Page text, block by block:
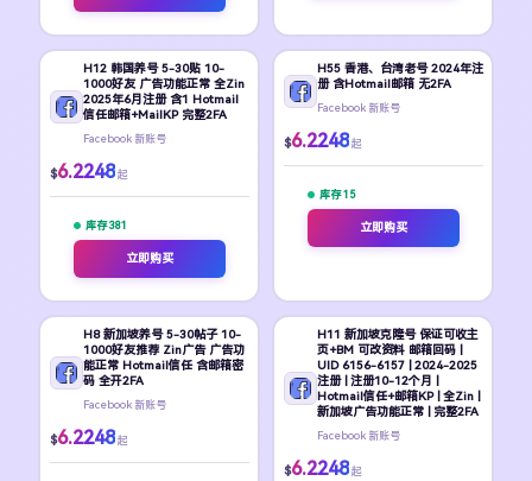
H12 韩国养号 5-30贴 10-
1000好友 广告功能正常 全Zin
2025年6月注册 含1 Hotmail
信任邮箱+MailKP 完整2FA
Facebook 新账号
$6.2248 起
库存 381
立即购买
H55 香港、台湾老号 2024年注
册 含Hotmail邮箱 无2FA
Facebook 新账号
$6.2248 起
库存 15
立即购买
H8 新加坡养号 5-30帖子 10-
1000好友推荐 Zin广告 广告功
能正常 Hotmail信任 含邮箱密
码 全开2FA
Facebook 新账号
$6.2248 起
H11 新加坡克隆号 保证可收主
页+BM 可改资料 邮箱回码 |
UID 6156-6157 | 2024-2025
注册 | 注册10-12个月 |
Hotmail信任+邮箱KP | 全Zin |
新加坡广告功能正常 | 完整2FA
Facebook 新账号
$6.2248 起